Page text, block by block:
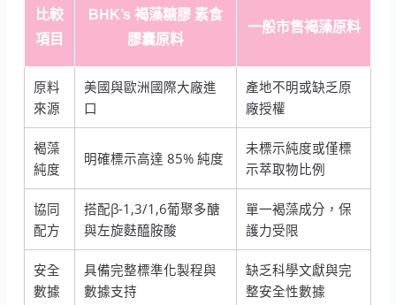
比較
項目
BHK’s 褐藻糖膠 素食
膠囊原料
一般市售褐藻原料
原料
來源
美國與歐洲國際大廠進
口
產地不明或缺乏原
廠授權
褐藻
純度
明確標示高達 85% 純度
未標示純度或僅標
示萃取物比例
協同
配方
搭配β-1,3/1,6葡聚多醣
與左旋麩醯胺酸
單一褐藻成分，保
護力受限
安全
數據
具備完整標準化製程與
數據支持
缺乏科學文獻與完
整安全性數據